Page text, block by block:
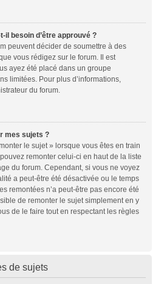
il besoin d’être approuvé ?
peuvent décider de soumettre à des
vous rédigez sur le forum. Il est
ayez été placé dans un groupe
limitées. Pour plus d’informations,
du forum.
mes sujets ?
le sujet » lorsque vous êtes en train
remonter celui-ci en haut de la liste
du forum. Cependant, si vous ne voyez
a peut-être été désactivée ou le temps
remontées n’a peut-être pas encore été
de remonter le sujet simplement en y
de le faire tout en respectant les règles
de sujets